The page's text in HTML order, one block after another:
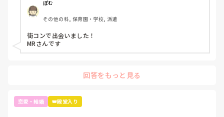
ぽむ
その他の科, 保育園・学校, 派遣
街コンで出会いました！
MRさんです
回答をもっと見る
恋愛・結婚 👑殿堂入り